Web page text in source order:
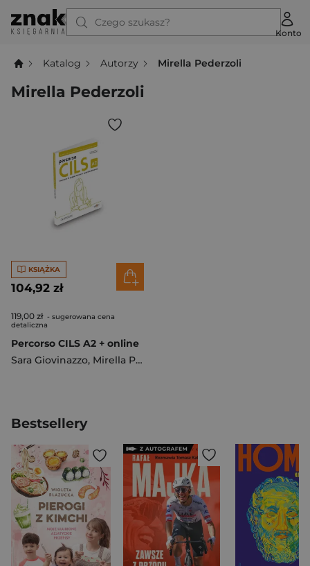
Czego szukasz?
Konto
Katalog Autorzy Mirella Pederzoli
Mirella Pederzoli
KSIĄŻKA
104,92 zł
119,00 zł - sugerowana cena
detaliczna
Percorso CILS A2 + online
Sara Giovinazzo, Mirella Pederzoli
Bestsellery